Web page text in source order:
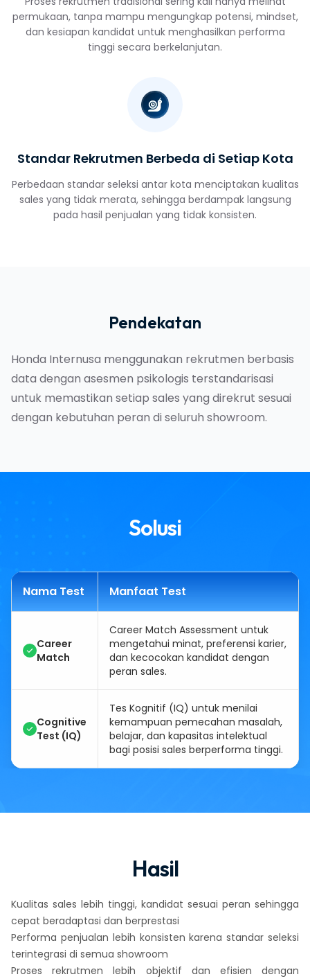
permukaan, tanpa mampu mengungkap potensi, mindset,
dan kesiapan kandidat untuk menghasilkan performa
tinggi secara berkelanjutan.
Standar Rekrutmen Berbeda di Setiap Kota
Perbedaan standar seleksi antar kota menciptakan kualitas
sales yang tidak merata, sehingga berdampak langsung
pada hasil penjualan yang tidak konsisten.
Pendekatan
Honda Internusa menggunakan rekrutmen berbasis
data dengan asesmen psikologis terstandarisasi
untuk memastikan setiap sales yang direkrut sesuai
dengan kebutuhan peran di seluruh showroom.
Solusi
Nama Test Manfaat Test
Career
Match
Career Match Assessment untuk
mengetahui minat, preferensi karier,
dan kecocokan kandidat dengan
peran sales.
Cognitive
Test (IQ)
Tes Kognitif (IQ) untuk menilai
kemampuan pemecahan masalah,
belajar, dan kapasitas intelektual
bagi posisi sales berperforma tinggi.
Hasil
Kualitas sales lebih tinggi, kandidat sesuai peran sehingga
cepat beradaptasi dan berprestasi
Performa penjualan lebih konsisten karena standar seleksi
terintegrasi di semua showroom
Proses rekrutmen lebih objektif dan efisien dengan